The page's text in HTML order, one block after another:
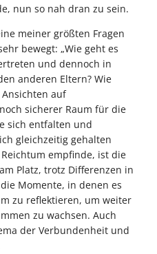
nun so nah dran zu sein.
meiner größten Fragen
bewegt: „Wie geht es
und dennoch in
anderen Eltern? Wie
auf
sicherer Raum für die
sich entfalten und
gleichzeitig gehalten
empfinde, ist die
Platz, trotz Differenzen in
Momente, in denen es
zu reflektieren, um weiter
zu wachsen. Auch
der Verbundenheit und